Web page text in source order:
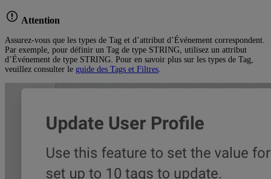
Attention
Assurez-vous que les types de Tag et d’attribut d’Événement correspondent.
Par exemple, pour définir un Tag de type STRING, utilisez un attribut
d’Événement de type STRING. Pour en savoir plus sur les types de Tag,
veuillez consulter le guide des Tags et Filtres.